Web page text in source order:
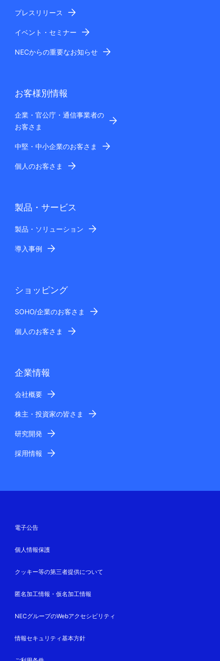
プレスリリース
イベント・セミナー
NECからの重要なお知らせ
お客様別情報
企業・官公庁・通信事業者の
お客さま
中堅・中小企業のお客さま
個人のお客さま
製品・サービス
製品・ソリューション
導入事例
ショッピング
SOHO/企業のお客さま
個人のお客さま
企業情報
会社概要
株主・投資家の皆さま
研究開発
採用情報
電子公告
個人情報保護
クッキー等の第三者提供について
匿名加工情報・仮名加工情報
NECグループのWebアクセシビリティ
情報セキュリティ基本方針